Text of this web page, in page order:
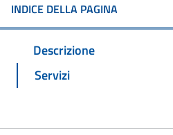
INDICE DELLA PAGINA
Descrizione
Servizi